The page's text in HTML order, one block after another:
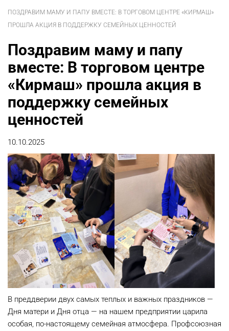
ПОЗДРАВИМ МАМУ И ПАПУ ВМЕСТЕ: В ТОРГОВОМ ЦЕНТРЕ «КИРМАШ»
ПРОШЛА АКЦИЯ В ПОДДЕРЖКУ СЕМЕЙНЫХ ЦЕННОСТЕЙ
Поздравим маму и папу
вместе: В торговом центре
«Кирмаш» прошла акция в
поддержку семейных
ценностей
10.10.2025
В преддверии двух самых теплых и важных праздников —
Дня матери и Дня отца — на нашем предприятии царила
особая, по-настоящему семейная атмосфера. Профсоюзная